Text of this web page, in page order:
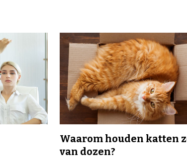
Waarom houden katten
van dozen?